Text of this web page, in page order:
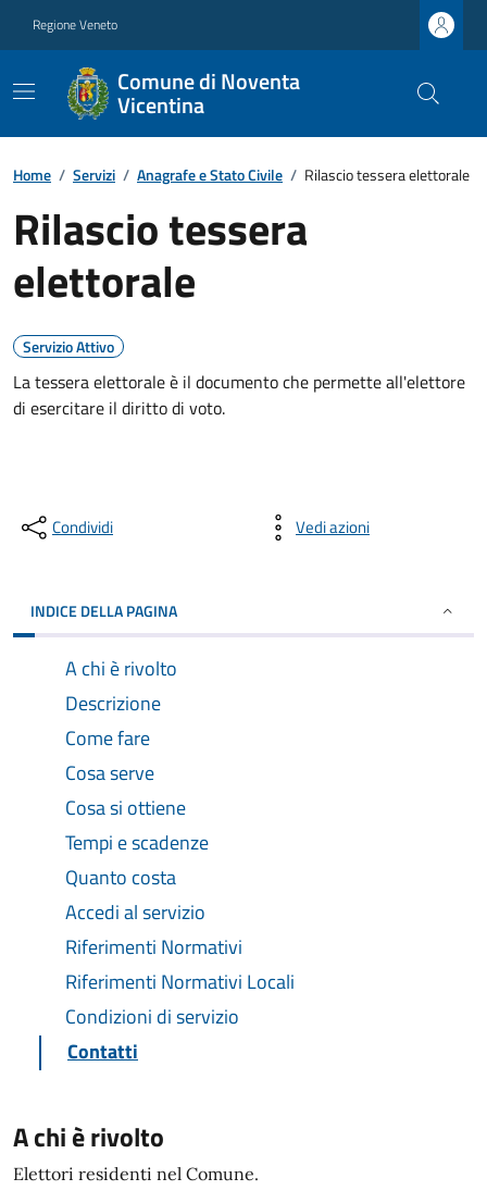
Regione Veneto
Comune di Noventa
Vicentina
Home / Servizi / Anagrafe e Stato Civile / Rilascio tessera elettorale
Rilascio tessera
elettorale
Servizio Attivo
La tessera elettorale è il documento che permette all'elettore
di esercitare il diritto di voto.
Condividi Vedi azioni
INDICE DELLA PAGINA
A chi è rivolto
Descrizione
Come fare
Cosa serve
Cosa si ottiene
Tempi e scadenze
Quanto costa
Accedi al servizio
Riferimenti Normativi
Riferimenti Normativi Locali
Condizioni di servizio
Contatti
A chi è rivolto
Elettori residenti nel Comune.